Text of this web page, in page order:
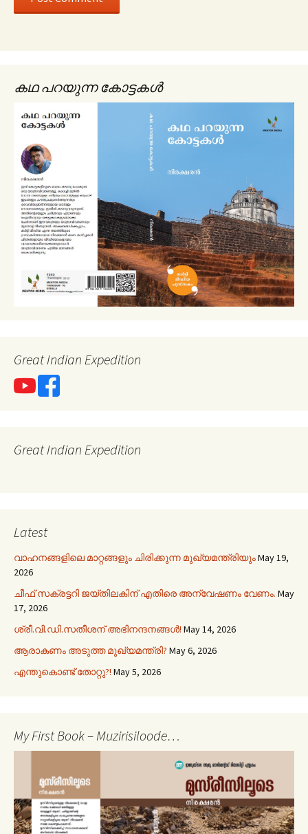
കഥ പറയുന്ന കോട്ടകൾ
Great Indian Expedition
Great Indian Expedition
Latest
വാഹനങ്ങളിലെ മാറ്റങ്ങളും ചിരിക്കുന്ന മുഖ്യമന്ത്രിയുംMay 19,
2026
ചീഫ് സക്രട്ടറി ജയ്തിലകിന് എതിരെ അന്വേഷണം വേണം. May
17, 2026
ശ്രീ.വി.ഡി.സതീശന് അഭിനന്ദനങ്ങൾ! May 14, 2026
ആരാകണം അടുത്ത മുഖ്യമന്ത്രി? May 6, 2026
എന്തുകൊണ്ട് തോറ്റു?! May 5, 2026
My First Book – Muzirisiloode…